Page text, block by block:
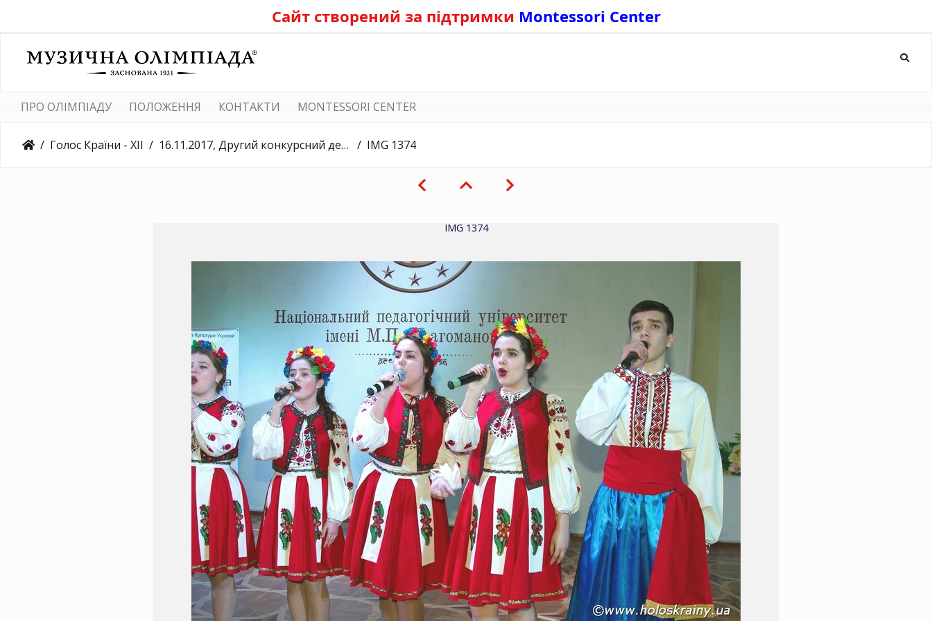
Сайт створений за підтримки Montessori Center
ПРО ОЛІМПІАДУ ПОЛОЖЕННЯ КОНТАКТИ MONTESSORI CENTER
Голос Країни - ХІІ 16.11.2017, Другий конкурсний день, Університет Драгоманова IMG 1374
IMG 1374